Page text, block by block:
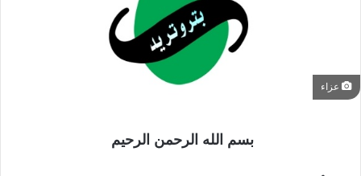
عزاء
بسم الله الرحمن الرحيم